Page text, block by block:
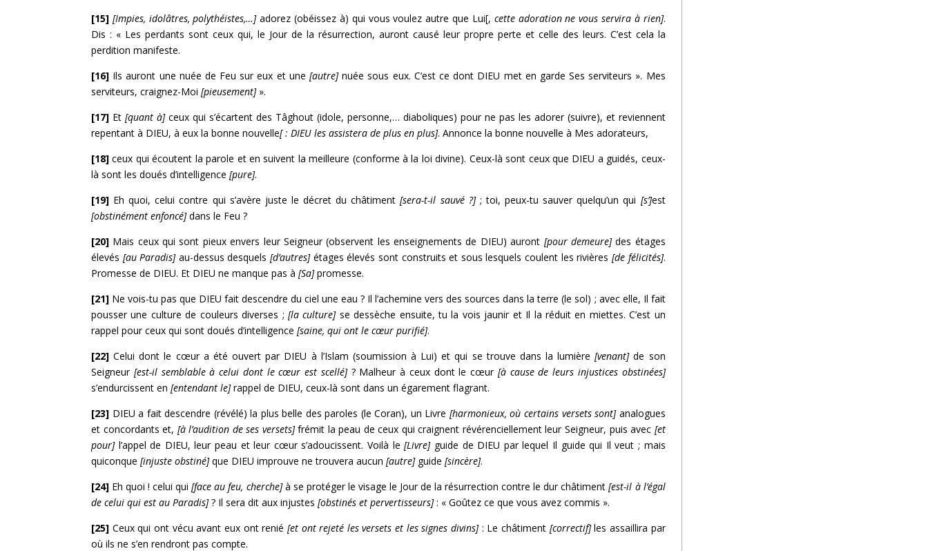
[15] [Impies, idolâtres, polythéistes,…]adorez (obéissez à) qui vous voulez autre que Lui[, cette adoration ne vous servira à rien].
Dis : « Les perdants sont ceux qui, le Jour de la résurrection, auront causé leur propre perte et celle des leurs. C’est cela la
perdition manifeste.
[16] Ils auront une nuée de Feu sur eux et une[autre]nuée sous eux. C’est ce dont DIEU met en garde Ses serviteurs ». Mes
serviteurs, craignez-Moi [pieusement]».
[17] Et [quant à]ceux qui s’écartent des Tâghout (idole, personne,… diaboliques) pour ne pas les adorer (suivre), et reviennent
repentant à DIEU, à eux la bonne nouvelle[ : DIEU les assistera de plus en plus]. Annonce la bonne nouvelle à Mes adorateurs,
[18]ceux qui écoutent la parole et en suivent la meilleure (conforme à la loi divine). Ceux-là sont ceux que DIEU a guidés, ceux-
là sont les doués d’intelligence [pure].
[19] Eh quoi, celui contre qui s’avère juste le décret du châtiment[sera-t-il sauvé ?]; toi, peux-tu sauver quelqu’un qui [s’]est
[obstinément enfoncé]dans le Feu ?
[20] Mais ceux qui sont pieux envers leur Seigneur (observent les enseignements de DIEU) auront [pour demeure]des étages
élevés [au Paradis]au-dessus desquels[d’autres]étages élevés sont construits et sous lesquels coulent les rivières [de félicités].
Promesse de DIEU. Et DIEU ne manque pas à [Sa]promesse.
[21] Ne vois-tu pas que DIEU fait descendre du ciel une eau ? Il l’achemine vers des sources dans la terre (le sol) ; avec elle, Il fait
pousser une culture de couleurs diverses ; [la culture]se dessèche ensuite, tu la vois jaunir et Il la réduit en miettes. C’est un
rappel pour ceux qui sont doués d’intelligence [saine, qui ont le cœur purifié].
[22]Celui dont le cœur a été ouvert par DIEU à l’Islam (soumission à Lui) et qui se trouve dans la lumière[venant]de son
Seigneur [est-il semblable à celui dont le cœur est scellé]? Malheur à ceux dont le cœur [à cause de leurs injustices obstinées]
s’endurcissent en [entendant le]rappel de DIEU, ceux-là sont dans un égarement flagrant.
[23] DIEU a fait descendre (révélé) la plus belle des paroles (le Coran), un Livre [harmonieux, où certains versets sont]analogues
et concordants et, [à l’audition de ses versets]frémit la peau de ceux qui craignent révérenciellement leur Seigneur, puis avec [et
pour]l’appel de DIEU, leur peau et leur cœur s’adoucissent. Voilà le[Livre]guide de DIEU par lequel Il guide qui Il veut ; mais
quiconque [injuste obstiné]que DIEU improuve ne trouvera aucun [autre]guide [sincère].
[24] Eh quoi ! celui qui[face au feu, cherche]à se protéger le visage le Jour de la résurrection contre le dur châtiment[est-il à l’égal
de celui qui est au Paradis]? Il sera dit aux injustes [obstinés et pervertisseurs]: « Goûtez ce que vous avez commis ».
[25] Ceux qui ont vécu avant eux ont renié [et ont rejeté les versets et les signes divins]: Le châtiment [correctif]les assaillira par
où ils ne s’en rendront pas compte.